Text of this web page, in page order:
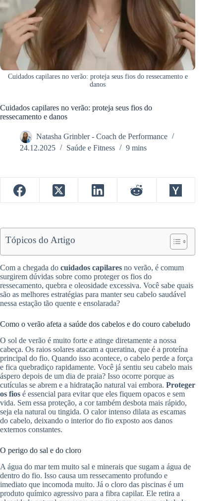
Cuidados capilares no verão: proteja seus fios do ressecamento e
danos
Cuidados capilares no verão: proteja seus fios do
ressecamento e danos
Natasha Grinbler - Coach de Performance
24.12.2025
Saúde e Fitness 9 mins
Tópicos do Artigo
Com a chegada do cuidados capilares no verão, é comum
surgirem dúvidas sobre como proteger os fios do
ressecamento, quebra e oleosidade excessiva. Você sabe quais
são as melhores estratégias para manter seu cabelo saudável
nessa estação tão quente e ensolarada?
Como o verão afeta a saúde dos cabelos e do couro cabeludo
O sol de verão é muito forte e atinge diretamente a nossa
cabeça. Os raios solares atacam a queratina, que é a proteína
principal do fio. Quando isso acontece, o cabelo perde a força
e fica quebradiço rapidamente. Você já sentiu seu cabelo mais
áspero depois de um dia de praia? Isso ocorre porque as
cutículas se abrem e a hidratação natural vai embora. Proteger
os fios é essencial para evitar que eles fiquem opacos e sem
vida. Sem essa proteção, a cor também desbota mais rápido,
seja ela natural ou tingida. O calor intenso dilata as escamas
do cabelo, deixando o interior do fio exposto aos danos
externos constantes.
O perigo do sal e do cloro
A água do mar tem muito sal e minerais que sugam a água de
dentro do fio. Isso causa um ressecamento profundo e
imediato que incomoda muito. Já o cloro das piscinas é um
produto químico agressivo para a fibra capilar. Ele retira a